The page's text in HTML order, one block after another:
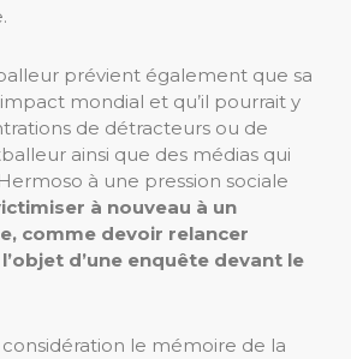
prévient également que sa
mondial et qu’il pourrait y
de détracteurs ou de
ainsi que des médias qui
à une pression sociale
à nouveau à un
comme devoir relancer
d’une enquête devant le
considération le mémoire de la